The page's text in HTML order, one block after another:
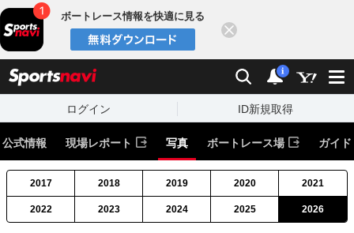
ボートレース情報を快適に見る
検索 通知
i
ログイン ID新規取得
公式情報 現場レポート 写真 ボートレース場 ガイド
2017 2018 2019 2020 2021
2022 2023 2024 2025 2026